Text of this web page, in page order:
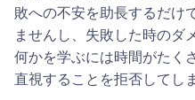
敗への不安を助長するだけ
ませんし、失敗した時のダ
何かを学ぶには時間がたく
直視することを拒否してし